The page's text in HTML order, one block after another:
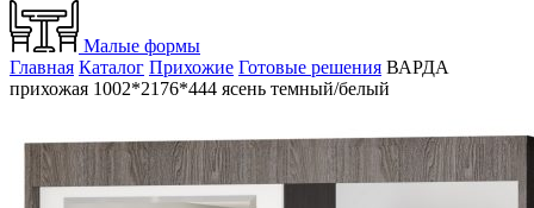
Малые формы
Главная Каталог Прихожие Готовые решения ВАРДА
прихожая 1002*2176*444 ясень темный/белый